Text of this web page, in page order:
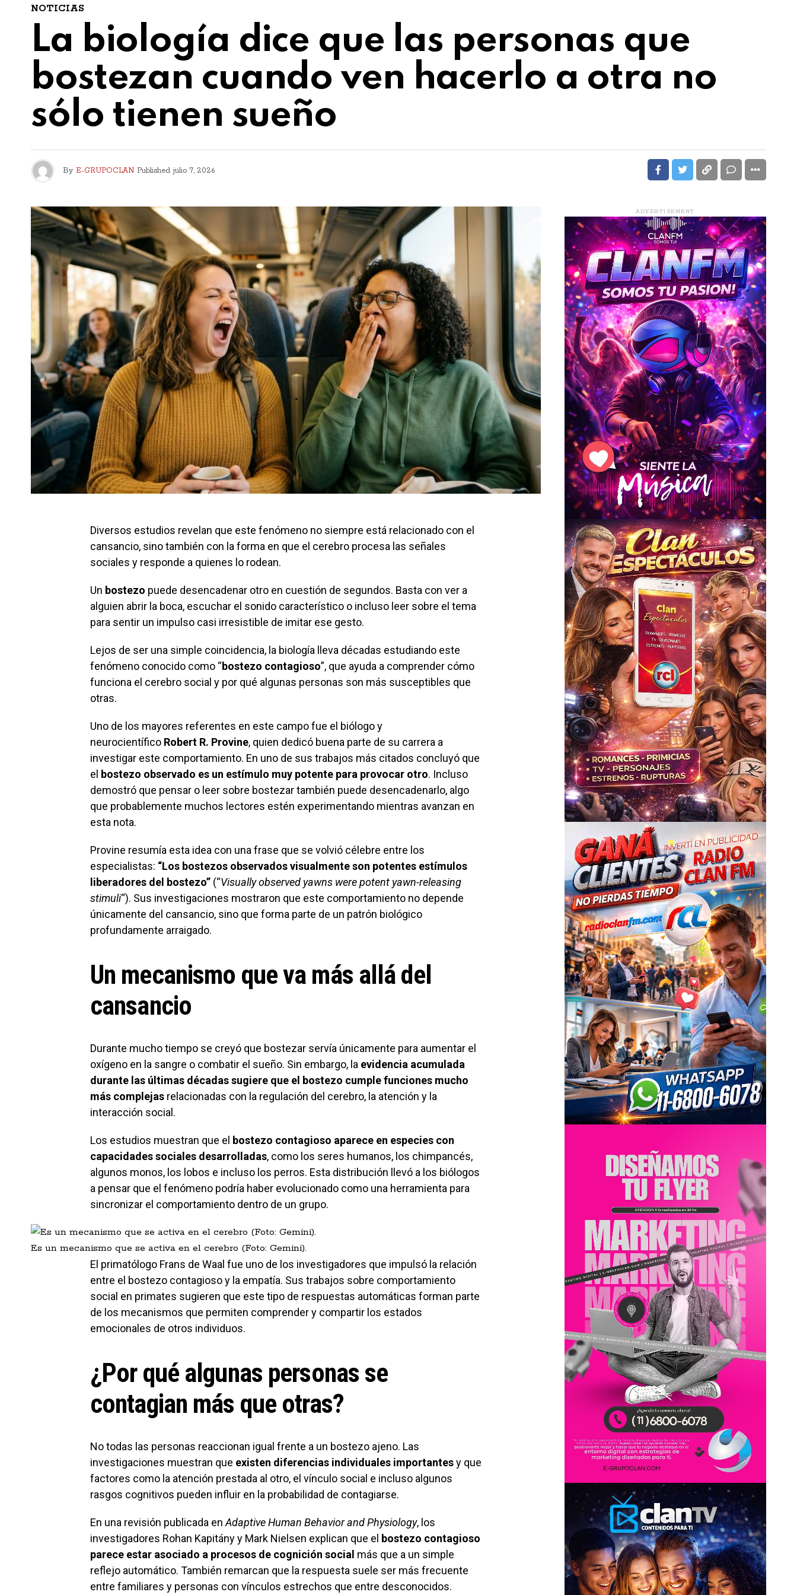
NOTICIAS
La biología dice que las personas que
bostezan cuando ven hacerlo a otra no
sólo tienen sueño
By E-GRUPOCLAN Published julio 7, 2026
Diversos estudios revelan que este fenómeno no siempre está relacionado con el
cansancio, sino también con la forma en que el cerebro procesa las señales
sociales y responde a quienes lo rodean.
Un bostezo puede desencadenar otro en cuestión de segundos. Basta con ver a
alguien abrir la boca, escuchar el sonido característico o incluso leer sobre el tema
para sentir un impulso casi irresistible de imitar ese gesto.
Lejos de ser una simple coincidencia, la biología lleva décadas estudiando este
fenómeno conocido como “bostezo contagioso”, que ayuda a comprender cómo
funciona el cerebro social y por qué algunas personas son más susceptibles que
otras.
Uno de los mayores referentes en este campo fue el biólogo y
neurocientífico Robert R. Provine, quien dedicó buena parte de su carrera a
investigar este comportamiento. En uno de sus trabajos más citados concluyó que
el bostezo observado es un estímulo muy potente para provocar otro. Incluso
demostró que pensar o leer sobre bostezar también puede desencadenarlo, algo
que probablemente muchos lectores estén experimentando mientras avanzan en
esta nota.
Provine resumía esta idea con una frase que se volvió célebre entre los
especialistas: “Los bostezos observados visualmente son potentes estímulos
liberadores del bostezo” (“Visually observed yawns were potent yawn-releasing
stimuli“). Sus investigaciones mostraron que este comportamiento no depende
únicamente del cansancio, sino que forma parte de un patrón biológico
profundamente arraigado.
Un mecanismo que va más allá del
cansancio
Durante mucho tiempo se creyó que bostezar servía únicamente para aumentar el
oxígeno en la sangre o combatir el sueño. Sin embargo, la evidencia acumulada
durante las últimas décadas sugiere que el bostezo cumple funciones mucho
más complejas relacionadas con la regulación del cerebro, la atención y la
interacción social.
Los estudios muestran que el bostezo contagioso aparece en especies con
capacidades sociales desarrolladas, como los seres humanos, los chimpancés,
algunos monos, los lobos e incluso los perros. Esta distribución llevó a los biólogos
a pensar que el fenómeno podría haber evolucionado como una herramienta para
sincronizar el comportamiento dentro de un grupo.
Es un mecanismo que se activa en el cerebro (Foto: Gemini).
El primatólogo Frans de Waal fue uno de los investigadores que impulsó la relación
entre el bostezo contagioso y la empatía. Sus trabajos sobre comportamiento
social en primates sugieren que este tipo de respuestas automáticas forman parte
de los mecanismos que permiten comprender y compartir los estados
emocionales de otros individuos.
¿Por qué algunas personas se
contagian más que otras?
No todas las personas reaccionan igual frente a un bostezo ajeno. Las
investigaciones muestran que existen diferencias individuales importantesy que
factores como la atención prestada al otro, el vínculo social e incluso algunos
rasgos cognitivos pueden influir en la probabilidad de contagiarse.
En una revisión publicada en Adaptive Human Behavior and Physiology, los
investigadores Rohan Kapitány y Mark Nielsen explican que el bostezo contagioso
parece estar asociado a procesos de cognición social más que a un simple
reflejo automático. También remarcan que la respuesta suele ser más frecuente
entre familiares y personas con vínculos estrechos que entre desconocidos.
ADVERTISEMENT